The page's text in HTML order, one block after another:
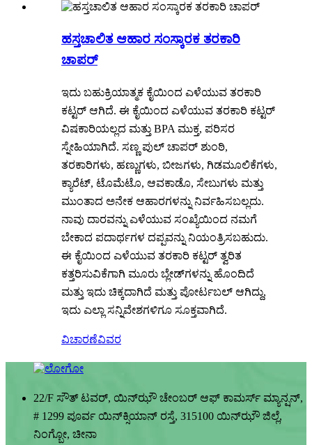
ಹಸ್ತಚಾಲಿತ ಆಹಾರ ಸಂಸ್ಕಾರಕ ತರಕಾರಿ
ಚಾಪರ್
ಇದು ಬಹುಕ್ರಿಯಾತ್ಮಕ ಕೈಯಿಂದ ಎಳೆಯುವ ತರಕಾರಿ
ಕಟ್ಟರ್ ಆಗಿದೆ. ಈ ಕೈಯಿಂದ ಎಳೆಯುವ ತರಕಾರಿ ಕಟ್ಟರ್
ವಿಷಕಾರಿಯಲ್ಲದ ಮತ್ತು BPA ಮುಕ್ತ, ಪರಿಸರ
ಸ್ನೇಹಿಯಾಗಿದೆ. ಸಣ್ಣ ಪುಲ್ ಚಾಪರ್ ಶುಂಠಿ,
ತರಕಾರಿಗಳು, ಹಣ್ಣುಗಳು, ಬೀಜಗಳು, ಗಿಡಮೂಲಿಕೆಗಳು,
ಕ್ಯಾರೆಟ್, ಟೊಮೆಟೊ, ಆವಕಾಡೊ, ಸೇಬುಗಳು ಮತ್ತು
ಮುಂತಾದ ಅನೇಕ ಆಹಾರಗಳನ್ನು ನಿರ್ವಹಿಸಬಲ್ಲದು.
ನಾವು ದಾರವನ್ನು ಎಳೆಯುವ ಸಂಖ್ಯೆಯಿಂದ ನಮಗೆ
ಬೇಕಾದ ಪದಾರ್ಥಗಳ ದಪ್ಪವನ್ನು ನಿಯಂತ್ರಿಸಬಹುದು.
ಈ ಕೈಯಿಂದ ಎಳೆಯುವ ತರಕಾರಿ ಕಟ್ಟರ್ ತ್ವರಿತ
ಕತ್ತರಿಸುವಿಕೆಗಾಗಿ ಮೂರು ಬ್ಲೇಡ್‌ಗಳನ್ನು ಹೊಂದಿದೆ
ಮತ್ತು ಇದು ಚಿಕ್ಕದಾಗಿದೆ ಮತ್ತು ಪೋರ್ಟಬಲ್ ಆಗಿದ್ದು,
ಇದು ಎಲ್ಲಾ ಸನ್ನಿವೇಶಗಳಿಗೂ ಸೂಕ್ತವಾಗಿದೆ.
ವಿಚಾರಣೆವಿವರ
22/F ಸೌತ್ ಟವರ್, ಯಿನ್‌ಝೌ ಚೇಂಬರ್ ಆಫ್ ಕಾಮರ್ಸ್ ಮ್ಯಾನ್ಷನ್,
# 1299 ಪೂರ್ವ ಯಿನ್‌ಕ್ಸಿಯಾನ್ ರಸ್ತೆ, 315100 ಯಿನ್‌ಝೌ ಜಿಲ್ಲೆ,
ನಿಂಗ್ಬೋ, ಚೀನಾ